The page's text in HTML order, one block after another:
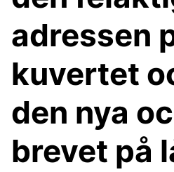
adressen
kuvertet
den nya
brevet på